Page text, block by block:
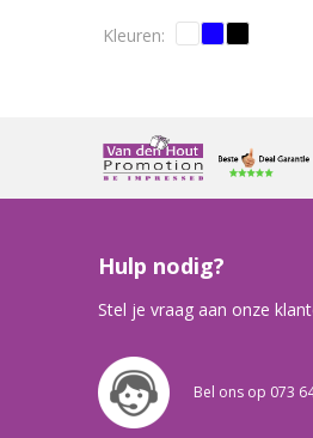
Hulp nodig?
Stel je vraag aan onze
Bel ons op 073